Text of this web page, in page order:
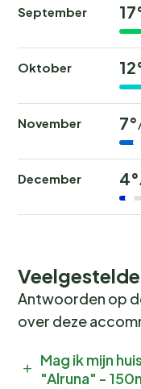
September
Oktober
November 7°
December 4°
Antwoorden op
over deze
Mag ik mijn
"Alruna" -